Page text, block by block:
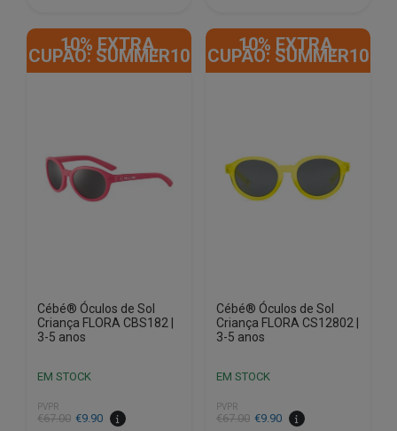
10% EXTRA,
CUPÃO: SUMMER10
Cébé® Óculos de Sol
Criança FLORA CBS182 |
3-5 anos
EM STOCK
PVPR
€67.00
O
€9.90
O
10% EXTRA,
CUPÃO: SUMMER10
Cébé® Óculos de Sol
Criança FLORA CS12802 |
3-5 anos
EM STOCK
PVPR
€67.00
O
€9.90
O